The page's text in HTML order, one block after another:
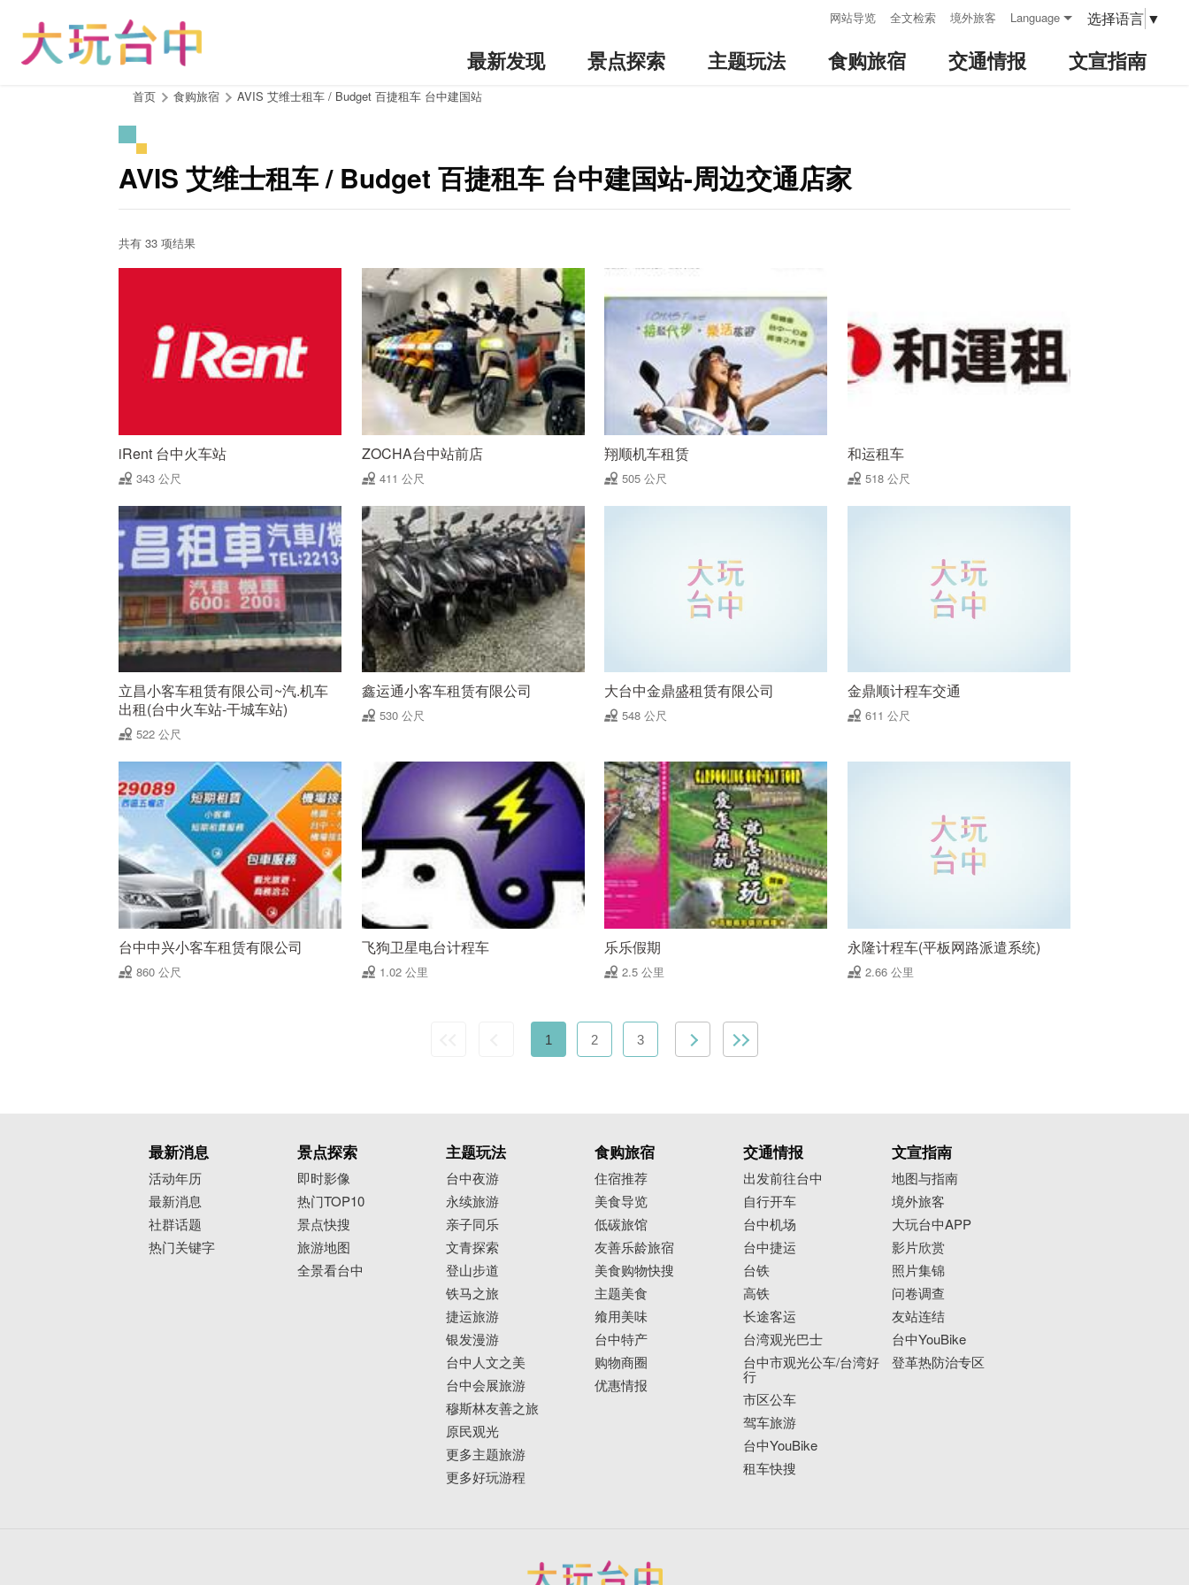
网站导览 全文检索 境外旅客 Language 选择语言 ▼
最新发现 景点探索 主题玩法 食购旅宿 交通情报 文宣指南
首页 食购旅宿 AVIS 艾维士租车 / Budget 百捷租车 台中建国站
AVIS 艾维士租车 / Budget 百捷租车 台中建国站-周边交通店家
共有 33 项结果
iRent 台中火车站
343 公尺
ZOCHA台中站前店
411 公尺
翔顺机车租赁
505 公尺
和运租车
518 公尺
立昌小客车租赁有限公司~汽.机车
出租(台中火车站-干城车站)
522 公尺
鑫运通小客车租赁有限公司
530 公尺
大台中金鼎盛租赁有限公司
548 公尺
金鼎顺计程车交通
611 公尺
台中中兴小客车租赁有限公司
860 公尺
飞狗卫星电台计程车
1.02 公里
乐乐假期
2.5 公里
永隆计程车(平板网路派遣系统)
2.66 公里
1 2 3
最新消息
活动年历
最新消息
社群话题
热门关键字
景点探索
即时影像
热门TOP10
景点快搜
旅游地图
全景看台中
主题玩法
台中夜游
永续旅游
亲子同乐
文青探索
登山步道
铁马之旅
捷运旅游
银发漫游
台中人文之美
台中会展旅游
穆斯林友善之旅
原民观光
更多主题旅游
更多好玩游程
食购旅宿
住宿推荐
美食导览
低碳旅馆
友善乐龄旅宿
美食购物快搜
主题美食
飨用美味
台中特产
购物商圈
优惠情报
交通情报
出发前往台中
自行开车
台中机场
台中捷运
台铁
高铁
长途客运
台湾观光巴士
台中市观光公车/台湾好
行
市区公车
驾车旅游
台中YouBike
租车快搜
文宣指南
地图与指南
境外旅客
大玩台中APP
影片欣赏
照片集锦
问卷调查
友站连结
台中YouBike
登革热防治专区